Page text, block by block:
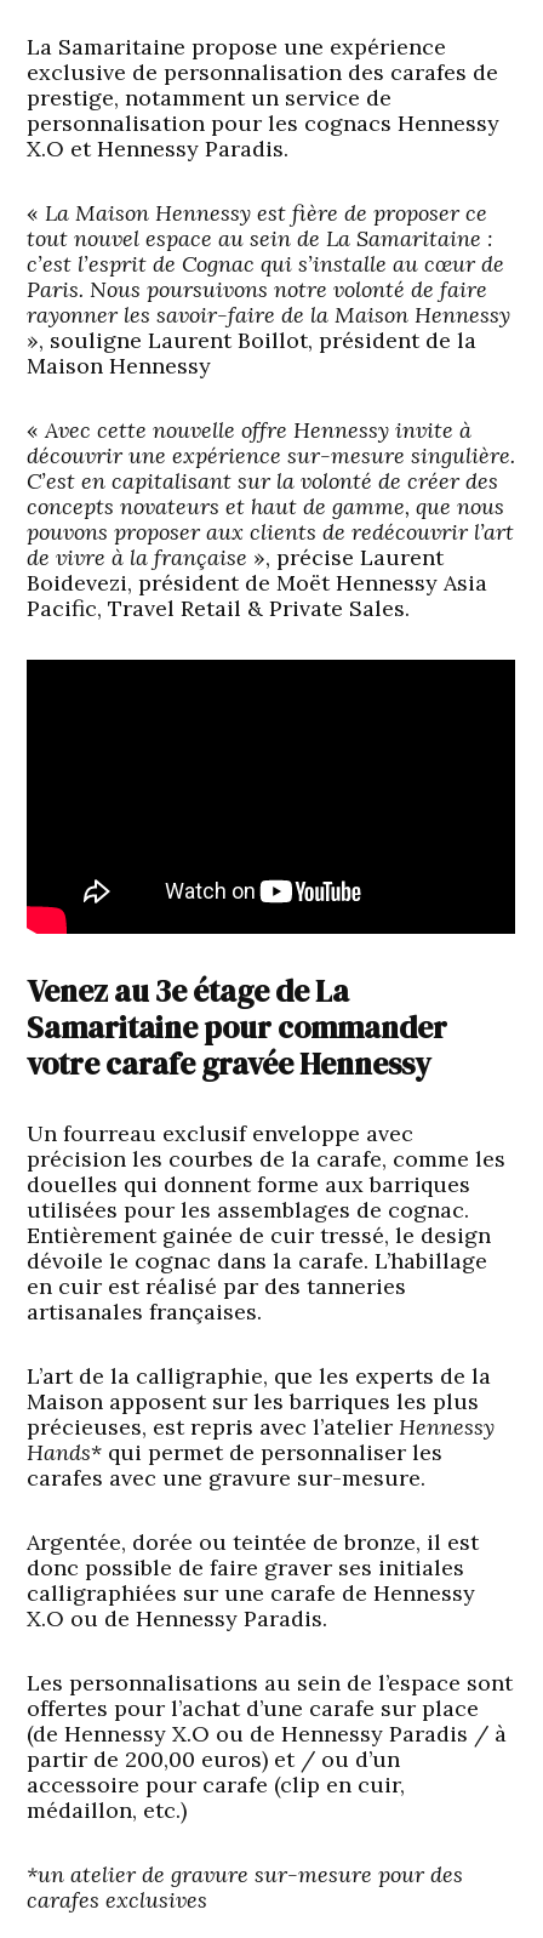
La Samaritaine propose une expérience
exclusive de personnalisation des carafes de
prestige, notamment un service de
personnalisation pour les cognacsHennessy
X.O et Hennessy Paradis.
« La Maison Hennessy est fière de proposer ce
tout nouvel espace au sein de La Samaritaine :
c’est l’esprit de Cognac qui s’installe au cœur de
Paris. Nous poursuivons notre volonté de faire
rayonner les savoir-faire de la Maison Hennessy
», souligne Laurent Boillot, président de la
Maison Hennessy
« Avec cette nouvelle offre Hennessy invite à
découvrir une expérience sur-mesure singulière.
C’est en capitalisant sur la volonté de créer des
concepts novateurs et haut de gamme, que nous
pouvons proposer aux clients de redécouvrir l’art
de vivre à la française », précise Laurent
Boidevezi, président de Moët Hennessy Asia
Pacific, Travel Retail & Private Sales.
Venez au 3e étage de La
Samaritaine pour commander
votre carafe gravée Hennessy
Un fourreau exclusif enveloppe avec
précision les courbes de la carafe, comme les
douelles qui donnent forme aux barriques
utilisées pour les assemblages de cognac.
Entièrement gainée de cuir tressé, le design
dévoile le cognac dans la carafe. L’habillage
en cuir est réalisé par des tanneries
artisanales françaises.
L’art de la calligraphie, que les experts de la
Maison apposent sur les barriques les plus
précieuses, est repris avec l’atelierHennessy
Hands* qui permet de personnaliser les
carafes avec une gravure sur-mesure.
Argentée, dorée ou teintée de bronze, il est
donc possible de faire graver ses initiales
calligraphiées sur une carafe deHennessy
X.O ou deHennessy Paradis.
Les personnalisations au sein de l’espace sont
offertes pour l’achat d’une carafe sur place
(de Hennessy X.O ou de Hennessy Paradis / à
partir de 200,00 euros) et / ou d’un
accessoire pour carafe (clip en cuir,
médaillon, etc.)
*un atelier de gravure sur-mesure pour des
carafes exclusives